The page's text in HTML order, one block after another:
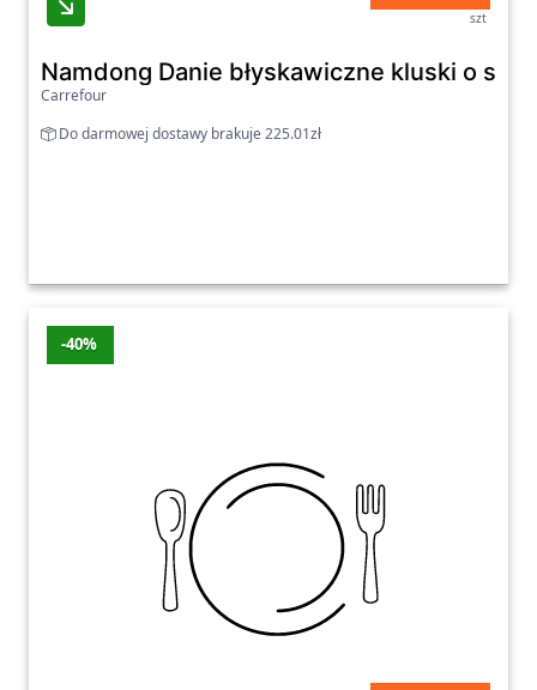
szt
Namdong Danie błyskawiczne kluski o
Carrefour
Do darmowej dostawy brakuje 225.01zł
-40%